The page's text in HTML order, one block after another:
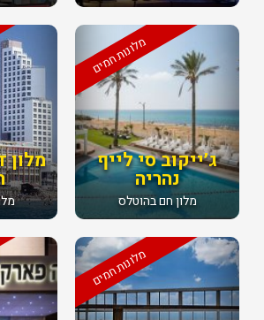
מלון
מלונות חמים
ג׳ייקוב סי לייף
נהריה
מלון חם בהוטלס
מלונות חמים